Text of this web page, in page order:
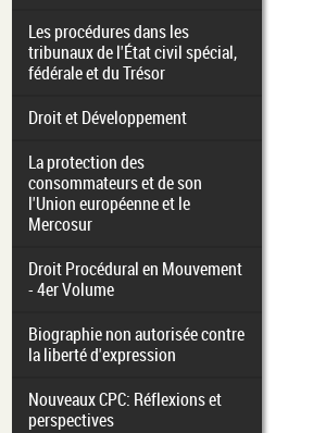
Les procédures dans les
tribunaux de l'État civil spécial,
fédérale et du Trésor
Droit et Développement
La protection des
consommateurs et de son
l'Union européenne et le
Mercosur
Droit Procédural en Mouvement
- 4er Volume
Biographie non autorisée contre
la liberté d'expression
Nouveaux CPC: Réflexions et
perspectives